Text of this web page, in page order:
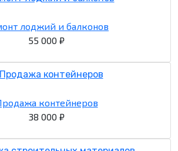
лоджий и балконов
55 000 ₽
контейнеров
38 000 ₽